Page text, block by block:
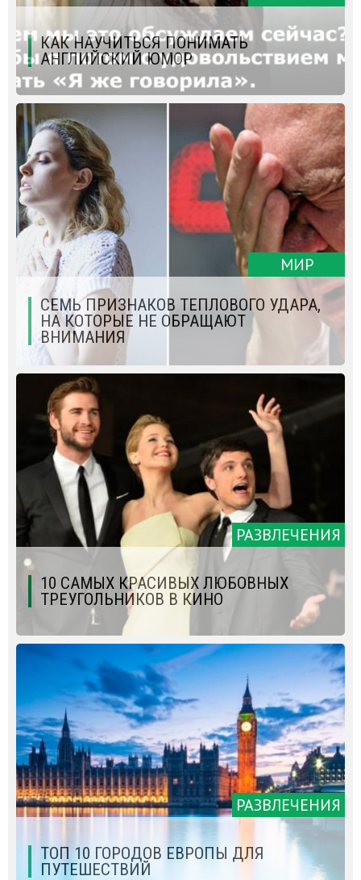
КАК НАУЧИТЬСЯ ПОНИМАТЬ
АНГЛИЙСКИЙ ЮМОР
МИР
СЕМЬ ПРИЗНАКОВ ТЕПЛОВОГО УДАРА,
НА КОТОРЫЕ НЕ ОБРАЩАЮТ
ВНИМАНИЯ
РАЗВЛЕЧЕНИЯ
10 САМЫХ КРАСИВЫХ ЛЮБОВНЫХ
ТРЕУГОЛЬНИКОВ В КИНО
РАЗВЛЕЧЕНИЯ
ТОП 10 ГОРОДОВ ЕВРОПЫ ДЛЯ
ПУТЕШЕСТВИЙ